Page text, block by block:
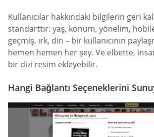
Kullanıcılar hakkındaki bilgilerin geri
standarttır: yaş, konum, yönelim,
geçmiş, ırk, din – bir kullanıcının
hemen hemen her şey. Ve elbette,
bir dizi resim ekleyebilir.
Hangi Bağlantı Seçeneklerini